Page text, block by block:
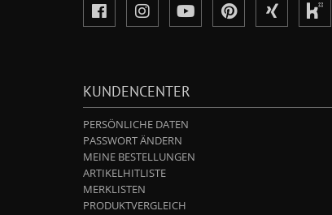
KUNDENCENTER
PERSÖNLICHE DATEN
PASSWORT ÄNDERN
MEINE BESTELLUNGEN
ARTIKELHITLISTE
MERKLISTEN
PRODUKTVERGLEICH